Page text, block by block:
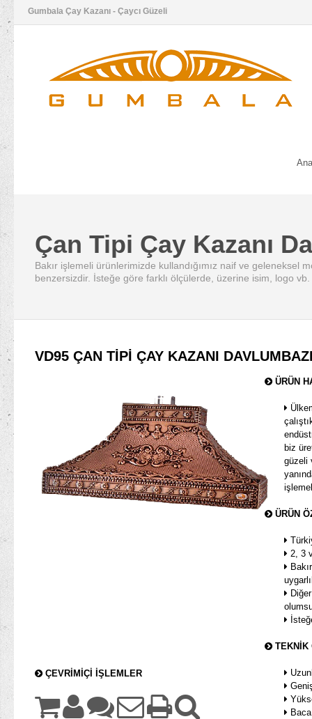
Gumbala Çay Kazanı - Çaycı Güzeli
Çan Tipi Çay Kazanı
Bakır işlemeli ürünlerimizde kullandığımız naif ve geleneksel
benzersizdir. İsteğe göre farklı ölçülerde, üzerine isim, logo
VD95 ÇAN TİPİ ÇAY KAZANI
ÇEVRİMİÇİ İŞLEMLER
ÜRÜN
biz
güzeli
ÜRÜN
2, 3
TEKNİK